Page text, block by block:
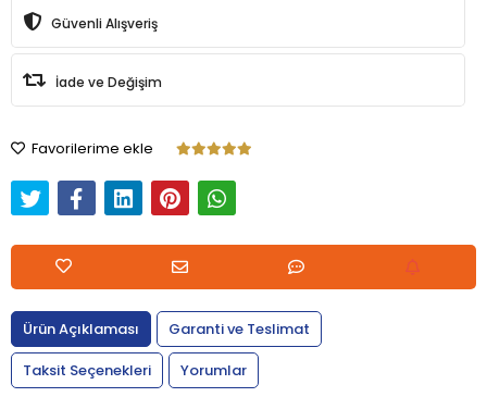
Güvenli Alışveriş
İade ve Değişim
Favorilerime ekle
Ürün Açıklaması
Garanti ve Teslimat
Taksit Seçenekleri
Yorumlar